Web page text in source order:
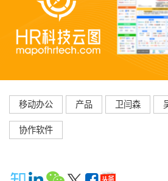
移动办公 产品 卫闫森
协作软件